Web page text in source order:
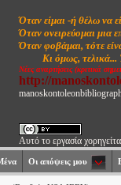
Όταν είμαι -ή θέλω να
Όταν ονειρεύομαι μια
Όταν φοβάμαι, τότε
Κι όμως, τελικά...
Νέες αναρτήσεις (κριτικά
http://
Αυτό το εργασία
Οι απόψεις μου